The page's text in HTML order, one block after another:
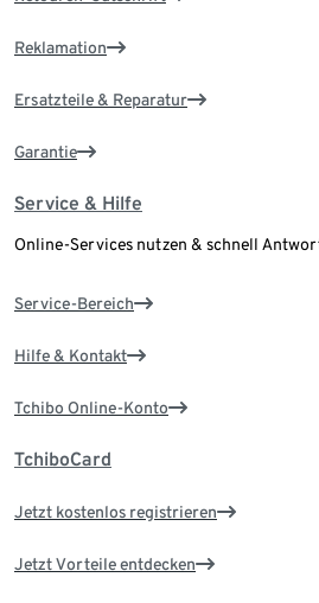
Reklamation
Ersatzteile & Reparatur
Garantie
Service & Hilfe
Online-Services nutzen & schnell
Service-Bereich
Hilfe & Kontakt
Tchibo Online-Konto
TchiboCard
Jetzt kostenlos registrieren
Jetzt Vorteile entdecken